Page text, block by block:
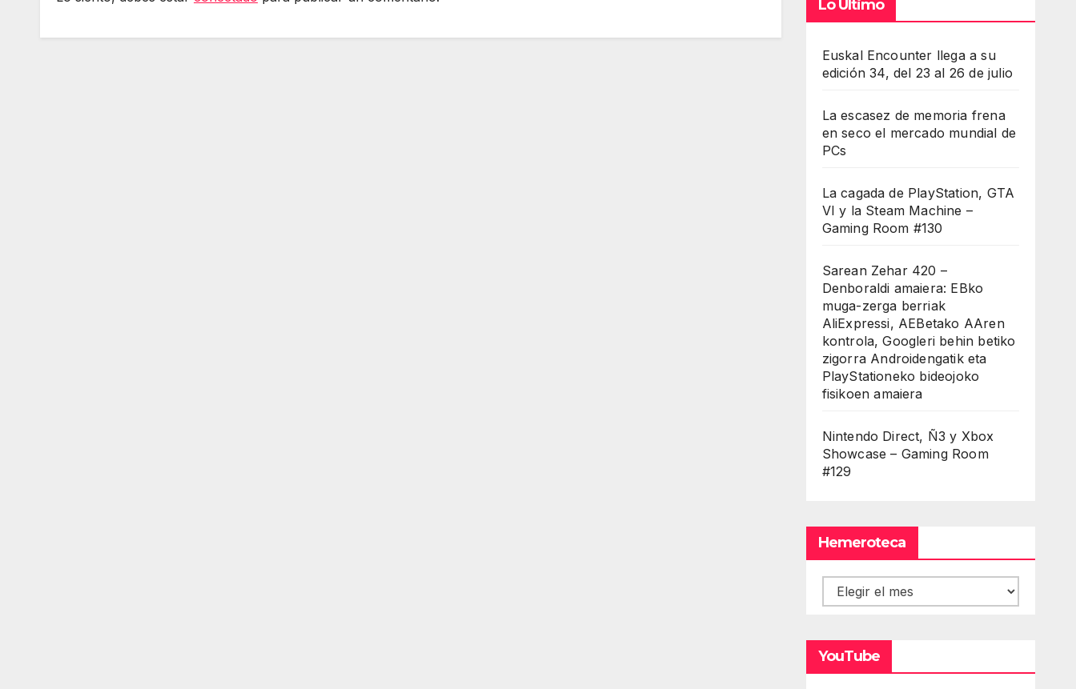
Lo Último
Euskal Encounter llega a su
edición 34, del 23 al 26 de julio
La escasez de memoria frena
en seco el mercado mundial de
PCs
La cagada de PlayStation, GTA
VI y la Steam Machine –
Gaming Room #130
Sarean Zehar 420 –
Denboraldi amaiera: EBko
muga-zerga berriak
AliExpressi, AEBetako AAren
kontrola, Googleri behin betiko
zigorra Androidengatik eta
PlayStationeko bideojoko
fisikoen amaiera
Nintendo Direct, Ñ3 y Xbox
Showcase – Gaming Room
#129
Hemeroteca
Hemeroteca
YouTube